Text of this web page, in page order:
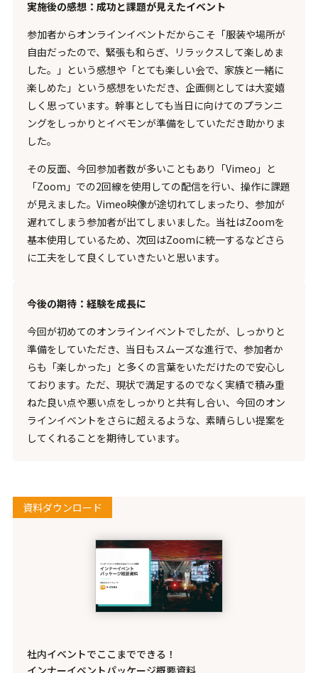
実施後の感想：成功と課題が見えたイベント
参加者からオンラインイベントだからこそ「服装や場所が
自由だったので、緊張も和らぎ、リラックスして楽しめま
した。」という感想や「とても楽しい会で、家族と一緒に
楽しめた」という感想をいただき、企画側としては大変嬉
しく思っています。幹事としても当日に向けてのプランニ
ングをしっかりとイベモンが準備をしていただき助かりま
した。
その反面、今回参加者数が多いこともあり「Vimeo」と
「Zoom」での2回線を使用しての配信を行い、操作に課題
が見えました。Vimeo映像が途切れてしまったり、参加が
遅れてしまう参加者が出てしまいました。当社はZoomを
基本使用しているため、次回はZoomに統一するなどさら
に工夫をして良くしていきたいと思います。
今後の期待：経験を成長に
今回が初めてのオンラインイベントでしたが、しっかりと
準備をしていただき、当日もスムーズな進行で、参加者か
らも「楽しかった」と多くの言葉をいただけたので安心し
ております。ただ、現状で満足するのでなく実績で積み重
ねた良い点や悪い点をしっかりと共有し合い、今回のオン
ラインイベントをさらに超えるような、素晴らしい提案を
してくれることを期待しています。
資料ダウンロード
社内イベントでここまでできる！
インナーイベントパッケージ概要資料